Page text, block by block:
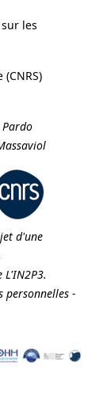
les
(CNRS)
Pardo
d'une
L'IN2P3.
personnelles-